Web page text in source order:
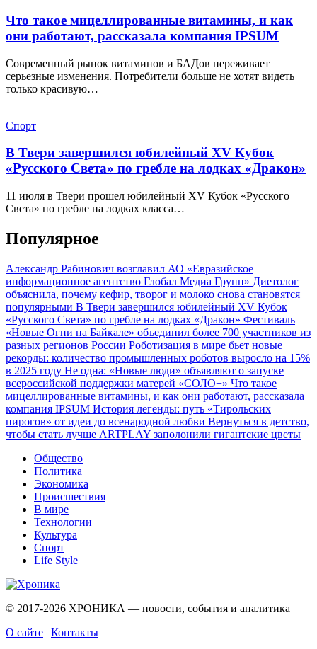
Что такое мицеллированные витамины, и как
они работают, рассказала компания IPSUM
Современный рынок витаминов и БАДов переживает
серьезные изменения. Потребители больше не хотят видеть
только красивую…
Спорт
В Твери завершился юбилейный XV Кубок
«Русского Света» по гребле на лодках «Дракон»
11 июля в Твери прошел юбилейный XV Кубок «Русского
Света» по гребле на лодках класса…
Популярное
Александр Рабинович возглавил АО «Евразийское
информационное агентство Глобал Медиа Групп» Диетолог
объяснила, почему кефир, творог и молоко снова становятся
популярными В Твери завершился юбилейный XV Кубок
«Русского Света» по гребле на лодках «Дракон» Фестиваль
«Новые Огни на Байкале» объединил более 700 участников из
разных регионов России Роботизация в мире бьет новые
рекорды: количество промышленных роботов выросло на 15%
в 2025 году Не одна: «Новые люди» объявляют о запуске
всероссийской поддержки матерей «СОЛО+» Что такое
мицеллированные витамины, и как они работают, рассказала
компания IPSUM История легенды: путь «Тирольских
пирогов» от идеи до всенародной любви Вернуться в детство,
чтобы стать лучше ARTPLAY заполонили гигантские цветы
Общество
Политика
Экономика
Происшествия
В мире
Технологии
Культура
Спорт
Life Style
© 2017-2026 ХРОНИКА — новости, события и аналитика
О сайте | Контакты